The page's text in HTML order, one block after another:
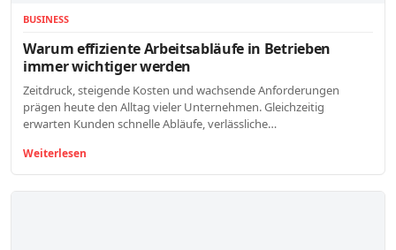
BUSINESS
Warum effiziente Arbeitsabläufe in Betrieben
immer wichtiger werden
Zeitdruck, steigende Kosten und wachsende Anforderungen
prägen heute den Alltag vieler Unternehmen. Gleichzeitig
erwarten Kunden schnelle Abläufe, verlässliche…
Weiterlesen